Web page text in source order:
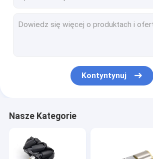
Kontyntynuj
Nasze Kategorie